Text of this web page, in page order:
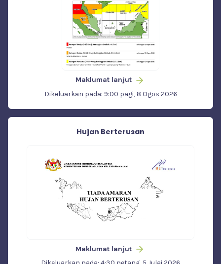
Maklumat lanjut
Dikeluarkan pada: 9:00 pagi, 8 Ogos 2026
Hujan Berterusan
Maklumat lanjut